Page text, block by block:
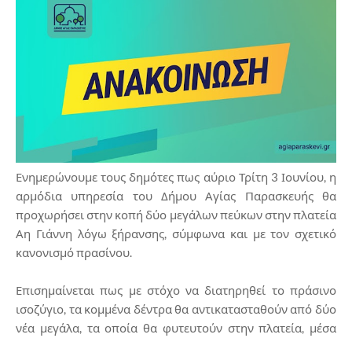
Ενημερώνουμε τους δημότες πως αύριο Τρίτη 3 Ιουνίου, η
αρμόδια υπηρεσία του Δήμου Αγίας Παρασκευής θα
προχωρήσει στην κοπή δύο μεγάλων πεύκων στην πλατεία
Αη Γιάννη λόγω ξήρανσης, σύμφωνα και με τον σχετικό
κανονισμό πρασίνου.
Επισημαίνεται πως με στόχο να διατηρηθεί το πράσινο
ισοζύγιο, τα κομμένα δέντρα θα αντικατασταθούν από δύο
νέα μεγάλα, τα οποία θα φυτευτούν στην πλατεία, μέσα